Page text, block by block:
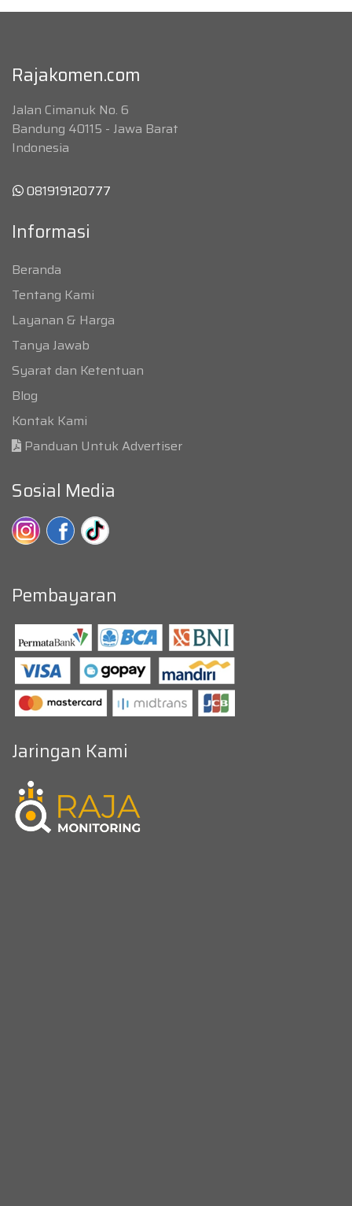
Rajakomen.com
Jalan Cimanuk No. 6
Bandung 40115 - Jawa Barat
Indonesia
081919120777
Informasi
Beranda
Tentang Kami
Layanan & Harga
Tanya Jawab
Syarat dan Ketentuan
Blog
Kontak Kami
Panduan Untuk Advertiser
Sosial Media
Pembayaran
Jaringan Kami